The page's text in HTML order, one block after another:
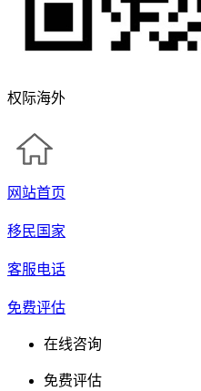
权际海外
网站首页
移民国家
客服电话
免费评估
在线咨询
免费评估